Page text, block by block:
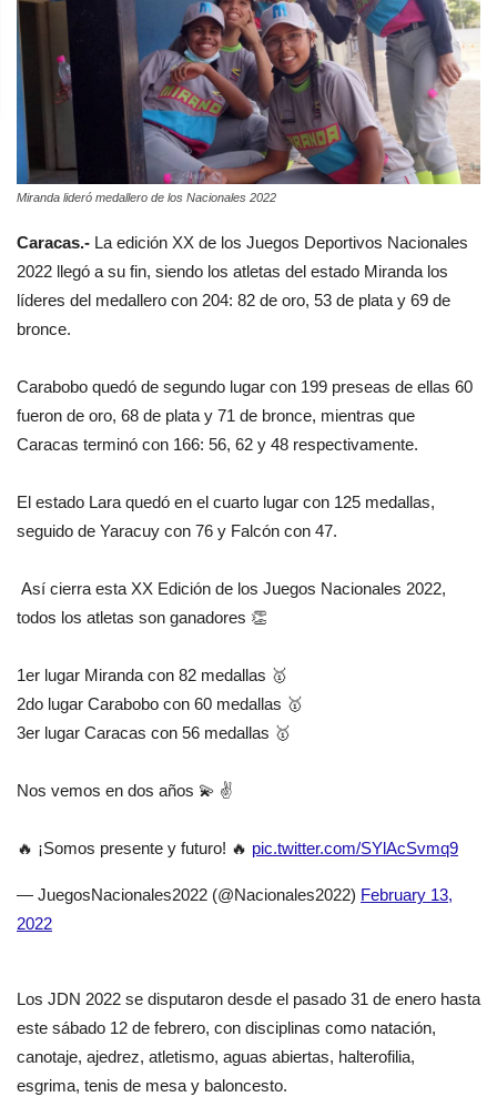
Miranda lideró medallero de los Nacionales 2022
Caracas.- La edición XX de los Juegos Deportivos Nacionales
2022 llegó a su fin, siendo los atletas del estado Miranda los
líderes del medallero con 204: 82 de oro, 53 de plata y 69 de
bronce.
Carabobo quedó de segundo lugar con 199 preseas de ellas 60
fueron de oro, 68 de plata y 71 de bronce, mientras que
Caracas terminó con 166: 56, 62 y 48 respectivamente.
El estado Lara quedó en el cuarto lugar con 125 medallas,
seguido de Yaracuy con 76 y Falcón con 47.
Así cierra esta XX Edición de los Juegos Nacionales 2022,
todos los atletas son ganadores 👏
1er lugar Miranda con 82 medallas 🥇
2do lugar Carabobo con 60 medallas 🥇
3er lugar Caracas con 56 medallas 🥇
Nos vemos en dos años 💫 ✌️
🔥 ¡Somos presente y futuro! 🔥 pic.twitter.com/SYlAcSvmq9
— JuegosNacionales2022 (@Nacionales2022) February 13,
2022
Los JDN 2022 se disputaron desde el pasado 31 de enero hasta
este sábado 12 de febrero, con disciplinas como natación,
canotaje, ajedrez, atletismo, aguas abiertas, halterofilia,
esgrima, tenis de mesa y baloncesto.